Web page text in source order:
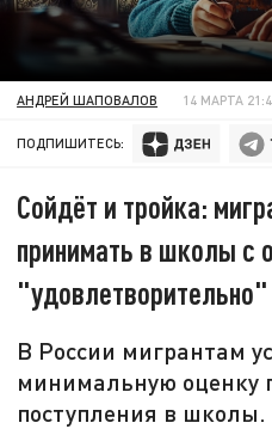
АНДРЕЙ ШАПОВАЛОВ 14 МАРТА
ПОДПИШИТЕСЬ:
Сойдёт и тройка:
принимать в школы с
В России мигрантам
минимальную оценку
поступления в школы.